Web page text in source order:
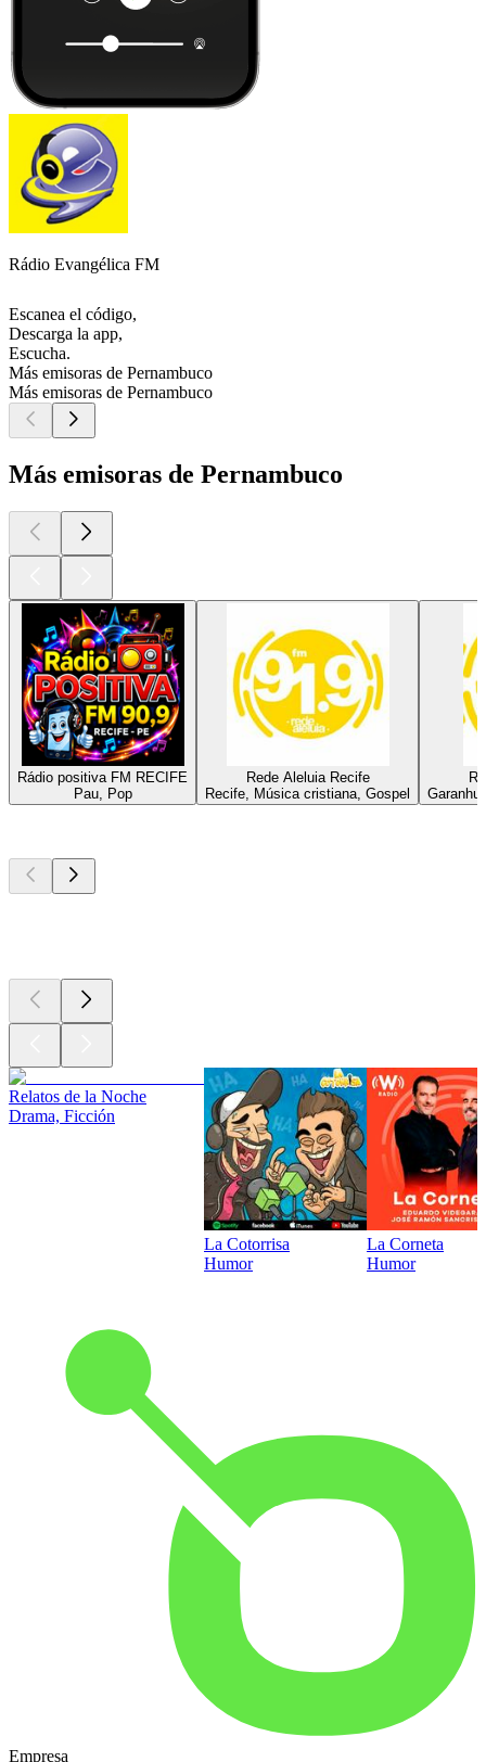
Rádio Evangélica FM
Escanea el código,
Descarga la app,
Escucha.
Más emisoras de Pernambuco
Más emisoras de Pernambuco
Más emisoras de Pernambuco
Rádio positiva FM RECIFE
Pau, Pop
Rede Aleluia Recife
Recife, Música cristiana, Gospel
Relatos de la Noche
Drama, Ficción
La Cotorrisa
Humor
La Corneta
Humor
Empresa